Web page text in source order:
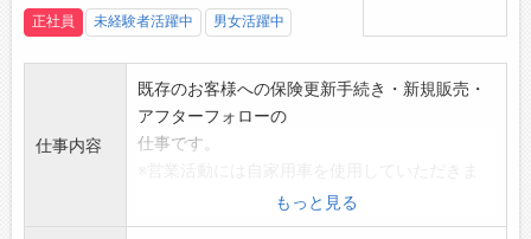
正社員 未経験者活躍中 男女活躍中
仕事内容
既存のお客様への保険更新手続き・新規販売・
アフターフォローの
仕事です。
(自家用車が使用できない方は社用車の使用を応
もっと見る